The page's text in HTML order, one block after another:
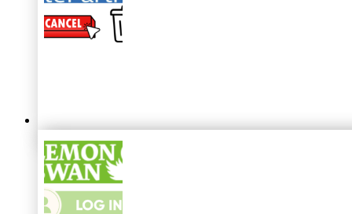
ElitePartnerLogin 2026: So kannst du dich
ElitePartnerkündigen & Profil löschen 2026: So